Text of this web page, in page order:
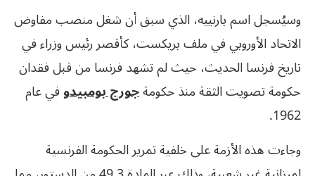
وسيُسجل اسم بارنييه، الذي سبق أن شغل منصب مفاوض
الاتحاد الأوروبي في ملف بريكست، كأقصر رئيس وزراء في
تاريخ فرنسا الحديث، حيث لم تشهد فرنسا من قبل فقدان
حكومة تصويت الثقة منذ حكومةجورج بومبيدوفي عام
1962.
وجاءت هذه الأزمة على خلفية تمرير الحكومة الفرنسية